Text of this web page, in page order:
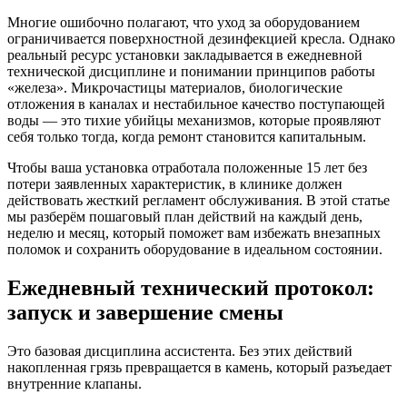
Многие ошибочно полагают, что уход за оборудованием
ограничивается поверхностной дезинфекцией кресла. Однако
реальный ресурс установки закладывается в ежедневной
технической дисциплине и понимании принципов работы
«железа». Микрочастицы материалов, биологические
отложения в каналах и нестабильное качество поступающей
воды — это тихие убийцы механизмов, которые проявляют
себя только тогда, когда ремонт становится капитальным.
Чтобы ваша установка отработала положенные 15 лет без
потери заявленных характеристик, в клинике должен
действовать жесткий регламент обслуживания. В этой статье
мы разберём пошаговый план действий на каждый день,
неделю и месяц, который поможет вам избежать внезапных
поломок и сохранить оборудование в идеальном состоянии.
Ежедневный технический протокол:
запуск и завершение смены
Это базовая дисциплина ассистента. Без этих действий
накопленная грязь превращается в камень, который разъедает
внутренние клапаны.